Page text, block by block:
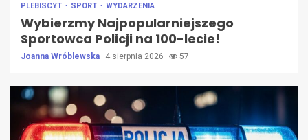
PLEBISCYT SPORT WYDARZENIA
Wybierzmy Najpopularniejszego
Sportowca Policji na 100-lecie!
Joanna Wróblewska 4 sierpnia 2026 57